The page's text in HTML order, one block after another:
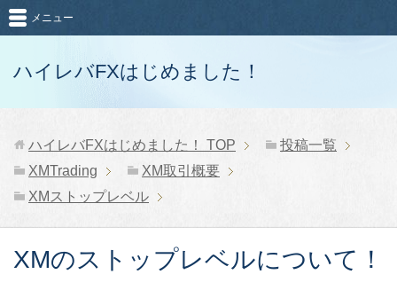
ハイレバFXはじめました！
メニュー
ハイレバFXはじめました！ TOP
投稿一覧
XMTrading
XM取引概要
XMストップレベル
XMのストップレベルについて！